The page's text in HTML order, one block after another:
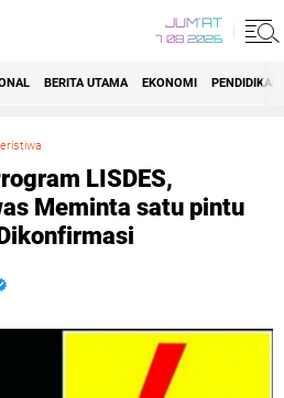
JUM'AT
7 08 2026
BERITA UTAMA EKONOMI PENDIDIKAN
LISDES,
Meminta satu pintu